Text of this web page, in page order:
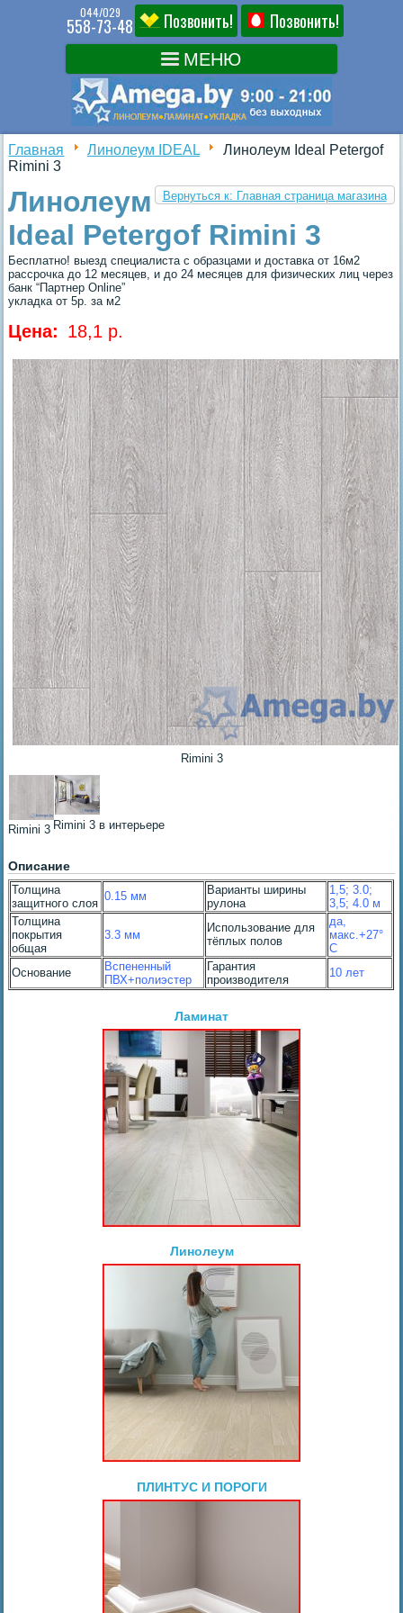
044/029
558-73-48 Позвонить! Позвонить!
Главная Линолеум IDEAL
Линолеум Ideal Petergof
Rimini 3
Вернуться к: Главная страница магазина
Линолеум
Ideal Petergof Rimini 3
Бесплатно! выезд специалиста с образцами и доставка от 16м2
рассрочка до 12 месяцев, и до 24 месяцев для физических лиц через
банк “Партнер Online”
укладка от 5р. за м2
Цена: 18,1 p.
Rimini 3
Rimini 3 Rimini 3 в интерьере
Описание
Толщина
защитного слоя
0.15 мм
Варианты ширины
рулона
1,5; 3.0;
3,5; 4.0 м
Толщина
покрытия
общая
3.3 мм
Использование для
тёплых полов
да,
макс.+27°
С
Основание
Вспененный
ПВХ+полиэстер
Гарантия
производителя
10 лет
Ламинат
Линолеум
ПЛИНТУС И ПОРОГИ